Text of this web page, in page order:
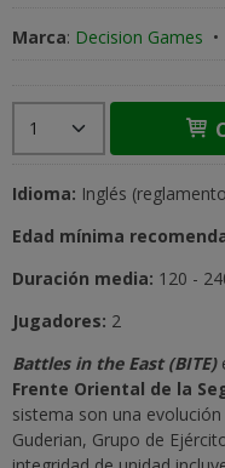
Marca: Decision Games •
Idioma: Inglés
Edad mínima
Duración media: 120 -
Jugadores: 2
Battles in the East (BITE)
Frente Oriental de la
sistema son una
Guderian, Grupo de